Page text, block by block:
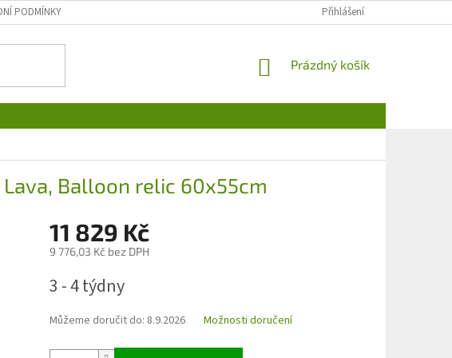
PODMÍNKY Přihlášení
NÁKUPNÍ
Prázdný košík
Balloon relic 60x55cm
11 829 Kč
9 776,03 Kč bez DPH
cena:
3 - 4 týdny
Můžeme doručit do: 8.9.2026 Možnosti doručení